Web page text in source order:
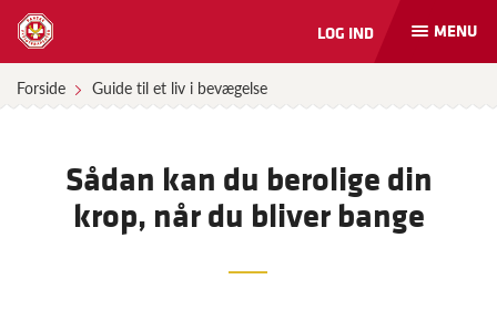
Åbn
og
MENU
LOG IND
Forside Guide til et liv i bevægelse
Sådan kan du berolige din
krop, når du bliver bange